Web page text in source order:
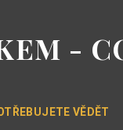
-
VĚDĚT